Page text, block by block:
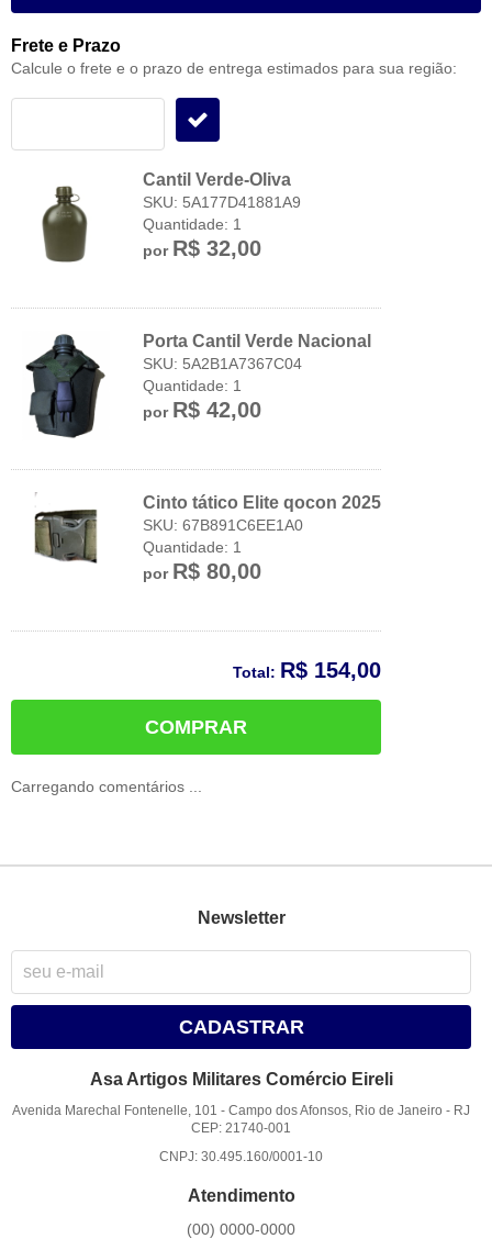
Frete e Prazo
Calcule o frete e o prazo de entrega estimados para sua região:
Cantil Verde-Oliva
SKU: 5A177D41881A9
Quantidade: 1
por R$ 32,00
Porta Cantil Verde Nacional
SKU: 5A2B1A7367C04
Quantidade: 1
por R$ 42,00
Cinto tático Elite qocon 2025
SKU: 67B891C6EE1A0
Quantidade: 1
por R$ 80,00
Total: R$ 154,00
COMPRAR
Carregando comentários ...
Newsletter
CADASTRAR
Asa Artigos Militares Comércio Eireli
Avenida Marechal Fontenelle, 101 -Campo dos Afonsos, Rio de Janeiro - RJ
CEP: 21740-001
CNPJ: 30.495.160/0001-10
Atendimento
(00) 0000-0000